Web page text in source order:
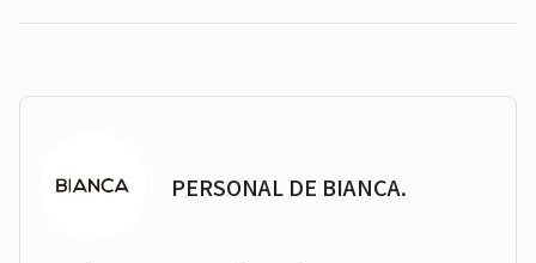
PERSONAL DE BIANCA.